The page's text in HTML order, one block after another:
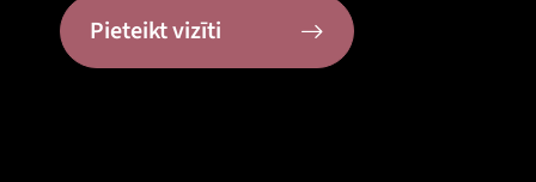
Pieteikt vizīti